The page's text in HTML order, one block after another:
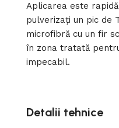
Aplicarea este
pulverizați un pic de
microfibră cu un fir
în zona tratată
impecabil.
Detalii tehnice